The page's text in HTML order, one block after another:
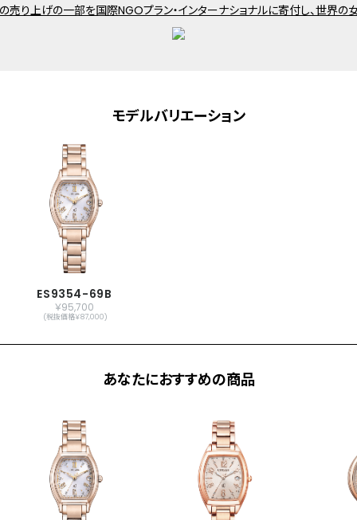
日中欧米電波受信
受信局自動選択機能
ダイレクトフライト
メーカー保証
モデルバリエーション
ES9354-69B
￥95,700
(税抜価格￥87,000)
あなたにおすすめの商品